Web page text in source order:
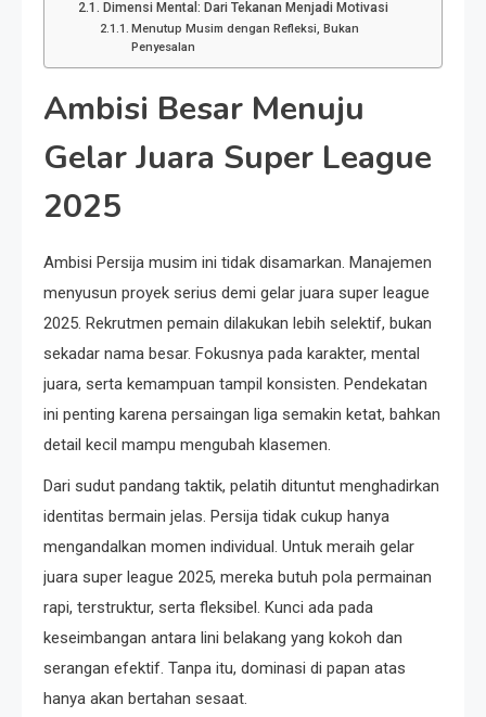
Dimensi Mental: Dari Tekanan Menjadi Motivasi
Menutup Musim dengan Refleksi, Bukan
Penyesalan
Ambisi Besar Menuju
Gelar Juara Super League
2025
Ambisi Persija musim ini tidak disamarkan. Manajemen
menyusun proyek serius demi gelar juara super league
2025. Rekrutmen pemain dilakukan lebih selektif, bukan
sekadar nama besar. Fokusnya pada karakter, mental
juara, serta kemampuan tampil konsisten. Pendekatan
ini penting karena persaingan liga semakin ketat, bahkan
detail kecil mampu mengubah klasemen.
Dari sudut pandang taktik, pelatih dituntut menghadirkan
identitas bermain jelas. Persija tidak cukup hanya
mengandalkan momen individual. Untuk meraih gelar
juara super league 2025, mereka butuh pola permainan
rapi, terstruktur, serta fleksibel. Kunci ada pada
keseimbangan antara lini belakang yang kokoh dan
serangan efektif. Tanpa itu, dominasi di papan atas
hanya akan bertahan sesaat.